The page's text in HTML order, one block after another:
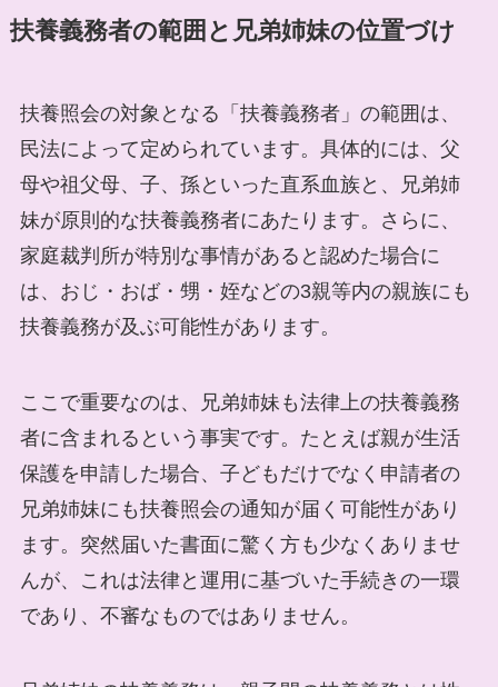
扶養義務者の範囲と兄弟姉妹の位置づけ
扶養照会の対象となる「扶養義務者」の範囲は、
民法によって定められています。具体的には、父
母や祖父母、子、孫といった直系血族と、兄弟姉
妹が原則的な扶養義務者にあたります。さらに、
家庭裁判所が特別な事情があると認めた場合に
は、おじ・おば・甥・姪などの3親等内の親族にも
扶養義務が及ぶ可能性があります。
ここで重要なのは、兄弟姉妹も法律上の扶養義務
者に含まれるという事実です。たとえば親が生活
保護を申請した場合、子どもだけでなく申請者の
兄弟姉妹にも扶養照会の通知が届く可能性があり
ます。突然届いた書面に驚く方も少なくありませ
んが、これは法律と運用に基づいた手続きの一環
であり、不審なものではありません。